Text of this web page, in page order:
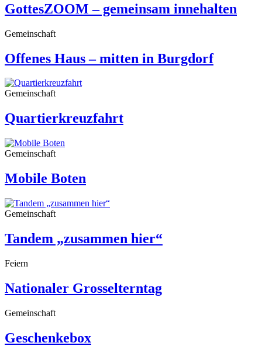
GottesZOOM – gemeinsam innehalten
Gemeinschaft
Offenes Haus – mitten in Burgdorf
Gemeinschaft
Quartierkreuzfahrt
Gemeinschaft
Mobile Boten
Gemeinschaft
Tandem „zusammen hier“
Feiern
Nationaler Grosselterntag
Gemeinschaft
Geschenkebox